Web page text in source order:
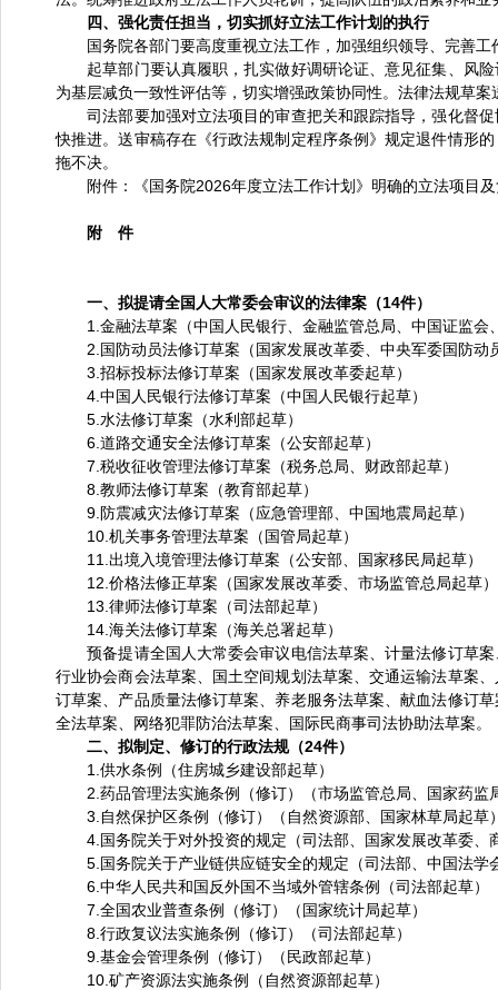
四、强化责任担当，切实抓好立法工作计划的执行
国务院各部门要高度重视立法工作，加强组织领导、完善工
起草部门要认真履职，扎实做好调研论证、意见征集、风险
为基层减负一致性评估等，切实增强政策协同性。法律法规草
司法部要加强对立法项目的审查把关和跟踪指导，强化督促
快推进。送审稿存在《行政法规制定程序条例》规定退件情形
拖不决。
附件：《国务院2026年度立法工作计划》明确的立法项目及
附 件
一、拟提请全国人大常委会审议的法律案（14件）
1.金融法草案（中国人民银行、金融监管总局、中国证监会
2.国防动员法修订草案（国家发展改革委、中央军委国防动
3.招标投标法修订草案（国家发展改革委起草）
4.中国人民银行法修订草案（中国人民银行起草）
5.水法修订草案（水利部起草）
6.道路交通安全法修订草案（公安部起草）
7.税收征收管理法修订草案（税务总局、财政部起草）
8.教师法修订草案（教育部起草）
9.防震减灾法修订草案（应急管理部、中国地震局起草）
10.机关事务管理法草案（国管局起草）
11.出境入境管理法修订草案（公安部、国家移民局起草）
12.价格法修正草案（国家发展改革委、市场监管总局起草）
13.律师法修订草案（司法部起草）
14.海关法修订草案（海关总署起草）
预备提请全国人大常委会审议电信法草案、计量法修订草案
行业协会商会法草案、国土空间规划法草案、交通运输法草案
订草案、产品质量法修订草案、养老服务法草案、献血法修订
全法草案、网络犯罪防治法草案、国际民商事司法协助法草案。
二、拟制定、修订的行政法规（24件）
1.供水条例（住房城乡建设部起草）
2.药品管理法实施条例（修订）（市场监管总局、国家药监
3.自然保护区条例（修订）（自然资源部、国家林草局起草
4.国务院关于对外投资的规定（司法部、国家发展改革委、
5.国务院关于产业链供应链安全的规定（司法部、中国法学
6.中华人民共和国反外国不当域外管辖条例（司法部起草）
7.全国农业普查条例（修订）（国家统计局起草）
8.行政复议法实施条例（修订）（司法部起草）
9.基金会管理条例（修订）（民政部起草）
10.矿产资源法实施条例（自然资源部起草）